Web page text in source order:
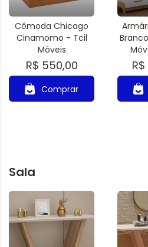
Cômoda Chicago
Cinamomo - Tcil
Móveis
R$ 550,00
Comprar
Sala